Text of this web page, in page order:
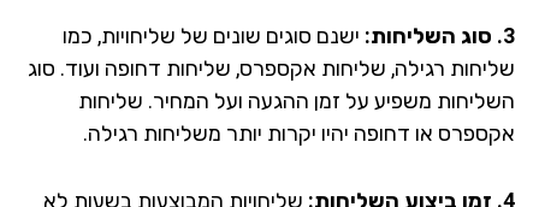
ישנם סוגים שונים של שליחויות, כמו
רגילה, שליחות אקספרס, שליחות דחופה ועוד. סוג
משפיע על זמן ההגעה ועל המחיר. שליחות
או דחופה יהיו יקרות יותר משליחות רגילה.
שליחויות המבוצעות בשעות לא